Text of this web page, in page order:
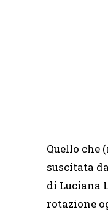
Quello che
suscitata
di Luciana
rotazione